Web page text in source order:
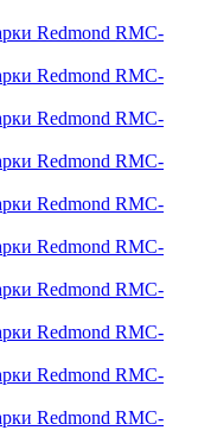
Redmond RMC-
Redmond RMC-
Redmond RMC-
Redmond RMC-
Redmond RMC-
Redmond RMC-
Redmond RMC-
Redmond RMC-
Redmond RMC-
Redmond RMC-